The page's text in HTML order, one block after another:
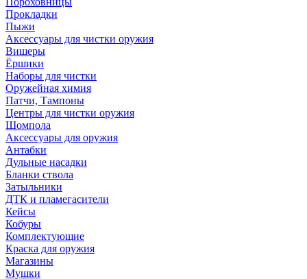
Прокладки
Пыжи
Аксессуары для чистки оружия
Вишеры
Ёршики
Наборы для чистки
Оружейная химия
Патчи, Тампоны
Центры для чистки оружия
Шомпола
Аксессуары для оружия
Антабки
Дульные насадки
Бланки ствола
Затыльники
ДТК и пламегасители
Кейсы
Кобуры
Комплектующие
Краска для оружия
Магазины
Мушки